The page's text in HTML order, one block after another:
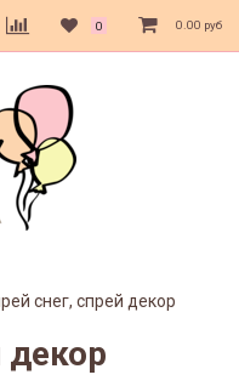
0 0.00 руб
снег, спрей декор
декор